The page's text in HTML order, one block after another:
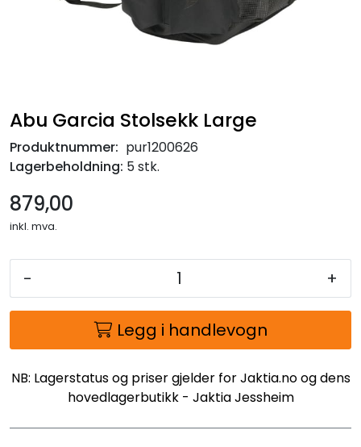
Abu Garcia Stolsekk Large
Produktnummer: pur1200626
Lagerbeholdning: 5 stk.
879,00
inkl. mva.
- +
Legg i handlevogn
NB: Lagerstatus og priser gjelder for Jaktia.no og dens
hovedlagerbutikk - Jaktia Jessheim